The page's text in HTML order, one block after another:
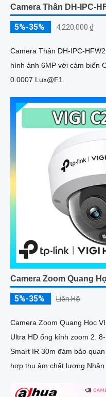
Camera Thân DH-IPC-
5%-35% 4,220,000 ₫
Camera Thân DH-IPC-
hình ảnh 6MP với cảm biến CMOS 1/1.
0.0007 Lux@F1
Camera Zoom Quang
5%-35% Liên Hệ
Camera Zoom Quang Học
Ultra HD ống kính zoom 2.
Smart IR 30m đảm bảo
hợp thu âm chất lượng Nhận